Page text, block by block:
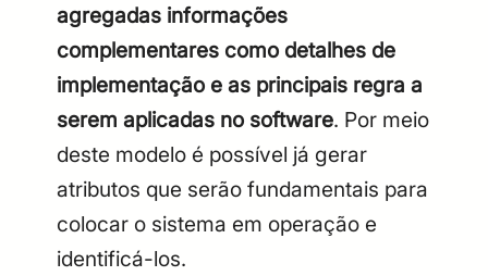
agregadas informações
complementares como detalhes de
implementação e as principais regra a
serem aplicadas no software. Por meio
deste modelo é possível já gerar
atributos que serão fundamentais para
colocar o sistema em operação e
identificá-los.